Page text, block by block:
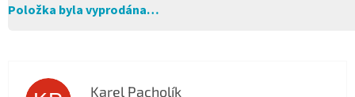
Položka byla vyprodána…
Karel Pacholík